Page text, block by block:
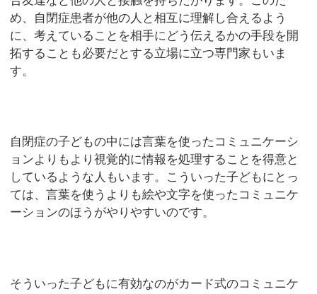
め、自閉症患者が他の人と相互に理解し合えるよう
に、考えていることを相手にどう伝えるかの手段を開
拓することも必要だとする立場に立つ専門家もいま
す。
自閉症の子どもの中には言葉を使ったコミュニケーシ
ョンよりもより視覚的に情報を処理することを得意と
しているような人もいます。こういった子どもにとっ
ては、言葉を使うよりも絵や文字を使ったコミュニケ
ーションのほうがやりやすいのです。
そういった子どもに有効なのがカード式のコミュニケ